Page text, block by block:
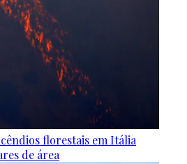
florestais em Itália
de área